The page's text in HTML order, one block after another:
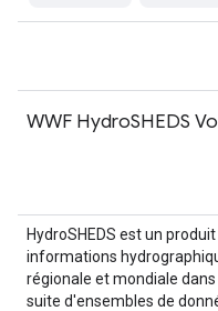
WWF HydroSHEDS
HydroSHEDS est un
informations
régionale et mondiale
suite d'ensembles de